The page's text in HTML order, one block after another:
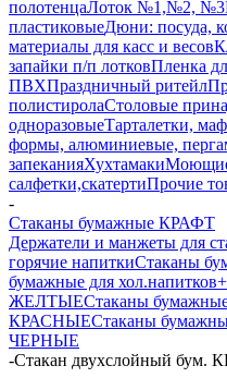
полотенцаЛоток №1,№2, №3
пластиковыеДюни: посуда,
материалы для касс и весов
запайки п/п лотковПленка
ПВХПраздничный ритейл
полистиролаСтоловые
одноразовыеТарталетки,
формы, алюминиевые,
запеканияХухтамакиМоющие
салфетки,скатертиПрочие
-
Стаканы бумажные КРАФТ
Держатели и манжеты для
горячие напиткиСтаканы
бумажные для
ЖЕЛТЫЕСтаканы
КРАСНЫЕСтаканы
ЧЕРНЫЕ
-Стакан двухслойный бум.